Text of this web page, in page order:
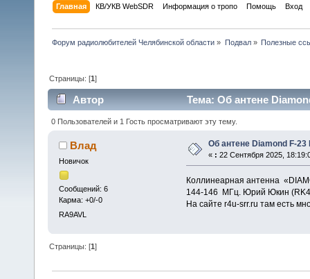
Главная КВ/УКВ WebSDR Информация о тропо Помощь Вход
Форум радиолюбителей Челябинской области » Подвал» Полезные
Страницы: [1]
Автор Тема: Об антене
0 Пользователей и 1 Гость просматривают эту тему.
Влад
Новичок
Сообщений: 6
Карма: +0/-0
RA9AVL
Об антене Diamond F-23
« : 22 Сентября 2025,
Коллинеарная антенна
144-146 МГц. Юрий Юкин
На сайте r4u-srr.ru там есть
Страницы: [1]